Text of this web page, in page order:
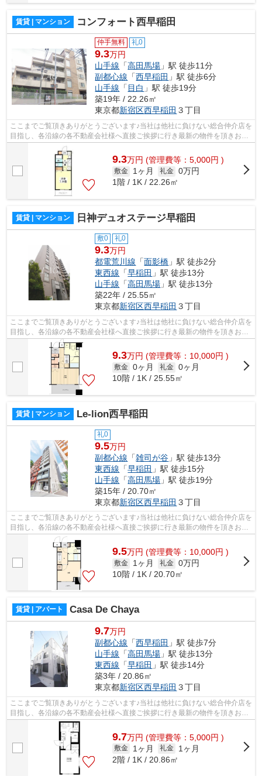
賃貸 | マンション コンフォート西早稲田
仲手無料 礼0
9.3万円
山手線 「高田馬場 」駅 徒歩11分
副都心線 「西早稲田 」駅 徒歩6分
山手線 「 目白 」駅 徒歩19分
築19年 / 22.26㎡
東京都新宿区西早稲田 ３丁目
ここまでご覧頂きありがとうございます♪当社は他社に負けない総合仲介店を
目指し、各沿線の各不動産会社様へ直接ご挨拶に行き最新の物件を頂きお客
様へ提供しております！最新の情報は...
9.3万円 (管理費等：5,000円 )
敷金 1ヶ月 礼金 0万円
1階 / 1K / 22.26㎡
賃貸 | マンション 日神デュオステージ早稲田
敷0 礼0
9.3万円
都電荒川線 「面影橋 」駅 徒歩2分
東西線 「早稲田 」駅 徒歩13分
山手線 「高田馬場 」駅 徒歩13分
築22年 / 25.55㎡
東京都新宿区西早稲田 ３丁目
ここまでご覧頂きありがとうございます♪当社は他社に負けない総合仲介店を
目指し、各沿線の各不動産会社様へ直接ご挨拶に行き最新の物件を頂きお客
様へ提供しております！最新の情報は...
9.3万円 (管理費等：10,000円 )
敷金 0ヶ月 礼金 0ヶ月
10階 / 1K / 25.55㎡
賃貸 | マンション Le-lion西早稲田
礼0
9.5万円
副都心線 「雑司が谷 」駅 徒歩13分
東西線 「早稲田 」駅 徒歩15分
山手線 「高田馬場 」駅 徒歩19分
築15年 / 20.70㎡
東京都新宿区西早稲田 ３丁目
ここまでご覧頂きありがとうございます♪当社は他社に負けない総合仲介店を
目指し、各沿線の各不動産会社様へ直接ご挨拶に行き最新の物件を頂きお客
様へ提供しております！最新の情報は...
9.5万円 (管理費等：10,000円 )
敷金 1ヶ月 礼金 0万円
10階 / 1K / 20.70㎡
賃貸 | アパート Casa De Chaya
9.7万円
副都心線 「西早稲田 」駅 徒歩7分
山手線 「高田馬場 」駅 徒歩13分
東西線 「早稲田 」駅 徒歩14分
築3年 / 20.86㎡
東京都新宿区西早稲田 ３丁目
ここまでご覧頂きありがとうございます♪当社は他社に負けない総合仲介店を
目指し、各沿線の各不動産会社様へ直接ご挨拶に行き最新の物件を頂きお客
様へ提供しております！最新の情報は...
9.7万円 (管理費等：5,000円 )
敷金 1ヶ月 礼金
1ヶ月
2階 / 1K / 20.86㎡